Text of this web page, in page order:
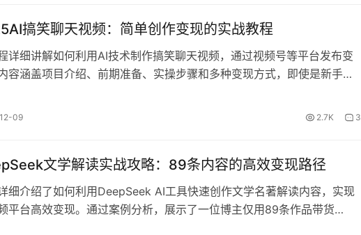
搞笑聊天视频：简单创作变现的实战教程
详细讲解如何利用AI技术制作搞笑聊天视频，通过视频号等平台发布变
容涵盖项目介绍、前期准备、实操步骤和多种变现方式，即使是新手也
09 2.7K 3
文学解读实战攻略：89条内容的高效变现路径
细介绍了如何利用DeepSeek AI工具快速创作文学名著解读内容，实现
平台高效变现。通过案例分析，展示了一位博主仅用89条作品带货